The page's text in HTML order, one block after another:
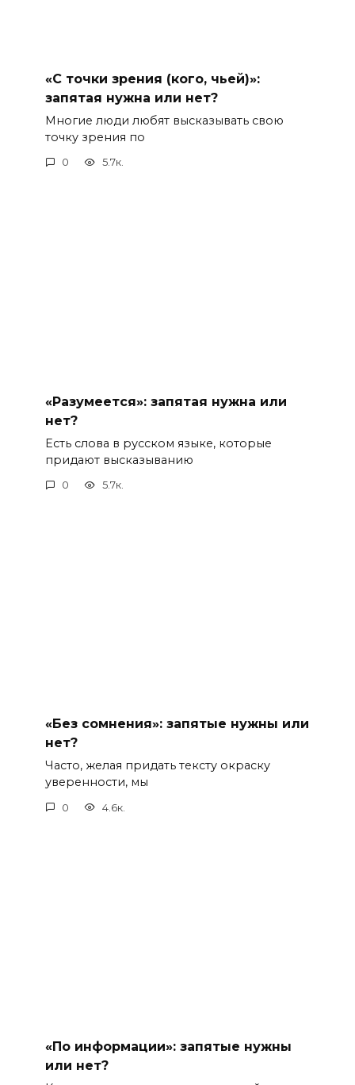
«С точки зрения (кого, чьей)»:
запятая нужна или нет?
Многие люди любят высказывать свою
точку зрения по
0 5.7к.
«Разумеется»: запятая нужна или
нет?
Есть слова в русском языке, которые
придают высказыванию
0 5.7к.
«Без сомнения»: запятые нужны или
нет?
Часто, желая придать тексту окраску
уверенности, мы
0 4.6к.
«По информации»: запятые нужны
или нет?